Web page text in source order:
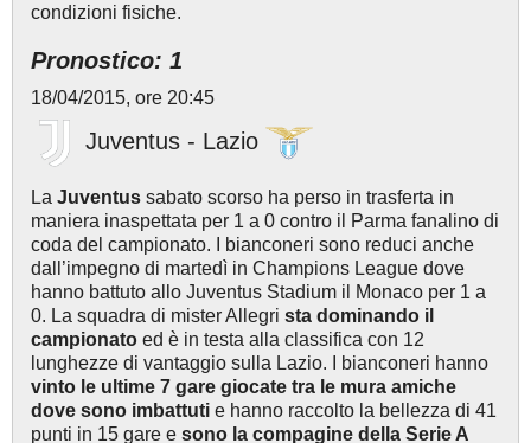
condizioni fisiche.
Pronostico: 1
18/04/2015, ore 20:45
Juventus - Lazio
La Juventus sabato scorso ha perso in trasferta in
maniera inaspettata per 1 a 0 contro il Parma fanalino di
coda del campionato. I bianconeri sono reduci anche
dall’impegno di martedì in Champions League dove
hanno battuto allo Juventus Stadium il Monaco per 1 a
0. La squadra di mister Allegri sta dominando il
campionato ed è in testa alla classifica con 12
lunghezze di vantaggio sulla Lazio. I bianconeri hanno
vinto le ultime 7 gare giocate tra le mura amiche
dove sono imbattuti e hanno raccolto la bellezza di 41
punti in 15 gare e sono la compagine della Serie A